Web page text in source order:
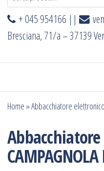
+ 045 954166 ||
Bresciana, 71/a – 37139
Home »Abbacchiatore
CAMPAGNOLA